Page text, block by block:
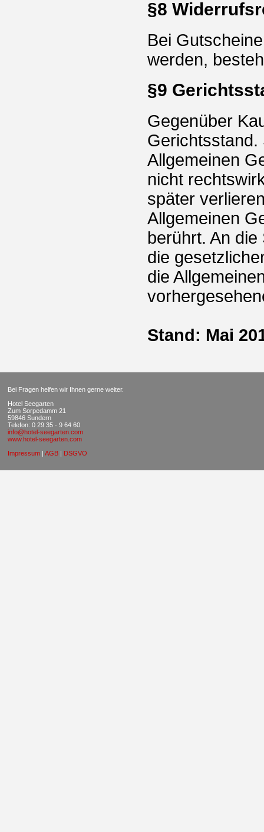
§8
Bei
werden,
§9
Gegenüber
Gerichtsstand.
Allgemeinen
nicht
später
Allgemeinen
berührt. An
die
die
Stand: Mai
Bei Fragen helfen wir Ihnen gerne weiter.
Hotel Seegarten
Zum Sorpedamm 21
59846 Sundern
Telefon: 0 29 35 - 9 64 60
info@hotel-seegarten.com
www.hotel-seegarten.com
Impressum | AGB | DSGVO